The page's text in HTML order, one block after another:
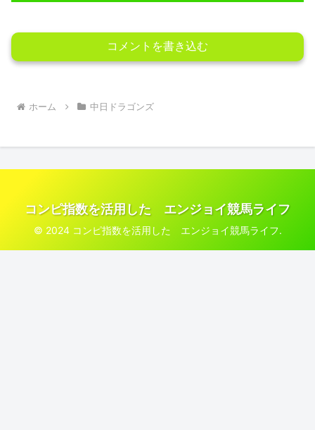
コメントを書き込む
ホーム 中日ドラゴンズ
コンピ指数を活用した エンジョイ競馬ライフ
© 2024 コンピ指数を活用した エンジョイ競馬ライフ.